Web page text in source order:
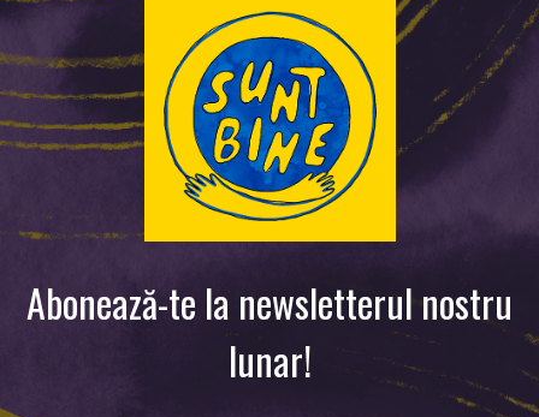
Abonează-te la newsletterul nostru
lunar!